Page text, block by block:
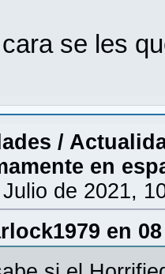
se les
/
en
Julio de 2021,
en